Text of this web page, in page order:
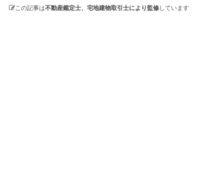
この記事は不動産鑑定士、宅地建物取引士により監修しています